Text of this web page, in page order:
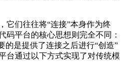
它们往往将“连接”本身作为终
码平台的核心思想则完全不同：
的是提供了连接之后进行“创造”
台通过以下方式实现了对传统模